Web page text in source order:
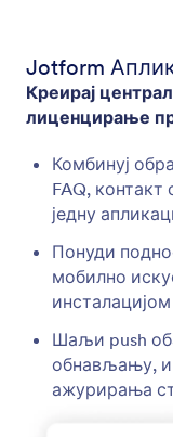
Jotform
Креирај
лиценцирање
Комбинуј
FAQ,
једну
Понуди
мобилно
Шаљи push
обнављању,
ажурирања